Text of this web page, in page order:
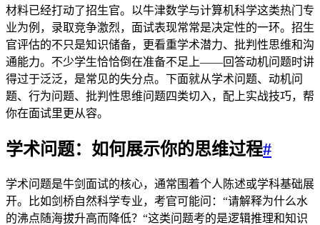
材料已经打动了招生官。以牛津数学与计算机科学这类热门专
业为例，录取竞争激烈，面试表现常常是决定性的一环。招生
官评估的不只是知识储备，更看重学术潜力、批判性思维和沟
通能力。不少学生恰恰倒在准备不足上——回答动机问题时讲
得过于泛泛，是常见的失分点。下面就从学术问题、动机问
题、行为问题、批判性思维问题四类切入，配上实战技巧，帮
你在面试里更从容。
学术问题：如何展示你的思维过程#
学术问题是牛剑面试的核心，通常围着个人陈述或学科基础展
开。比如剑桥自然科学专业，考官可能问：“请解释为什么水
的沸点随海拔升高而降低？“这类问题考的是逻辑推理和知识